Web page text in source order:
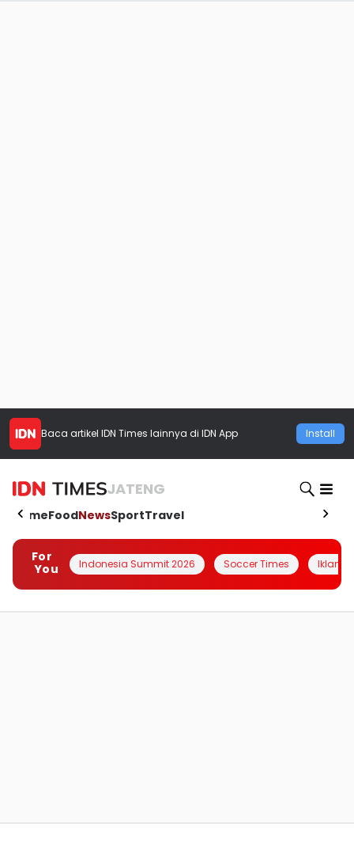
Baca artikel IDN Times lainnya di IDN App Install
JATENG
HomeFoodNewsSportTravel
For
You
Indonesia Summit 2026 Soccer Times Iklanin